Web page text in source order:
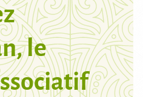
le